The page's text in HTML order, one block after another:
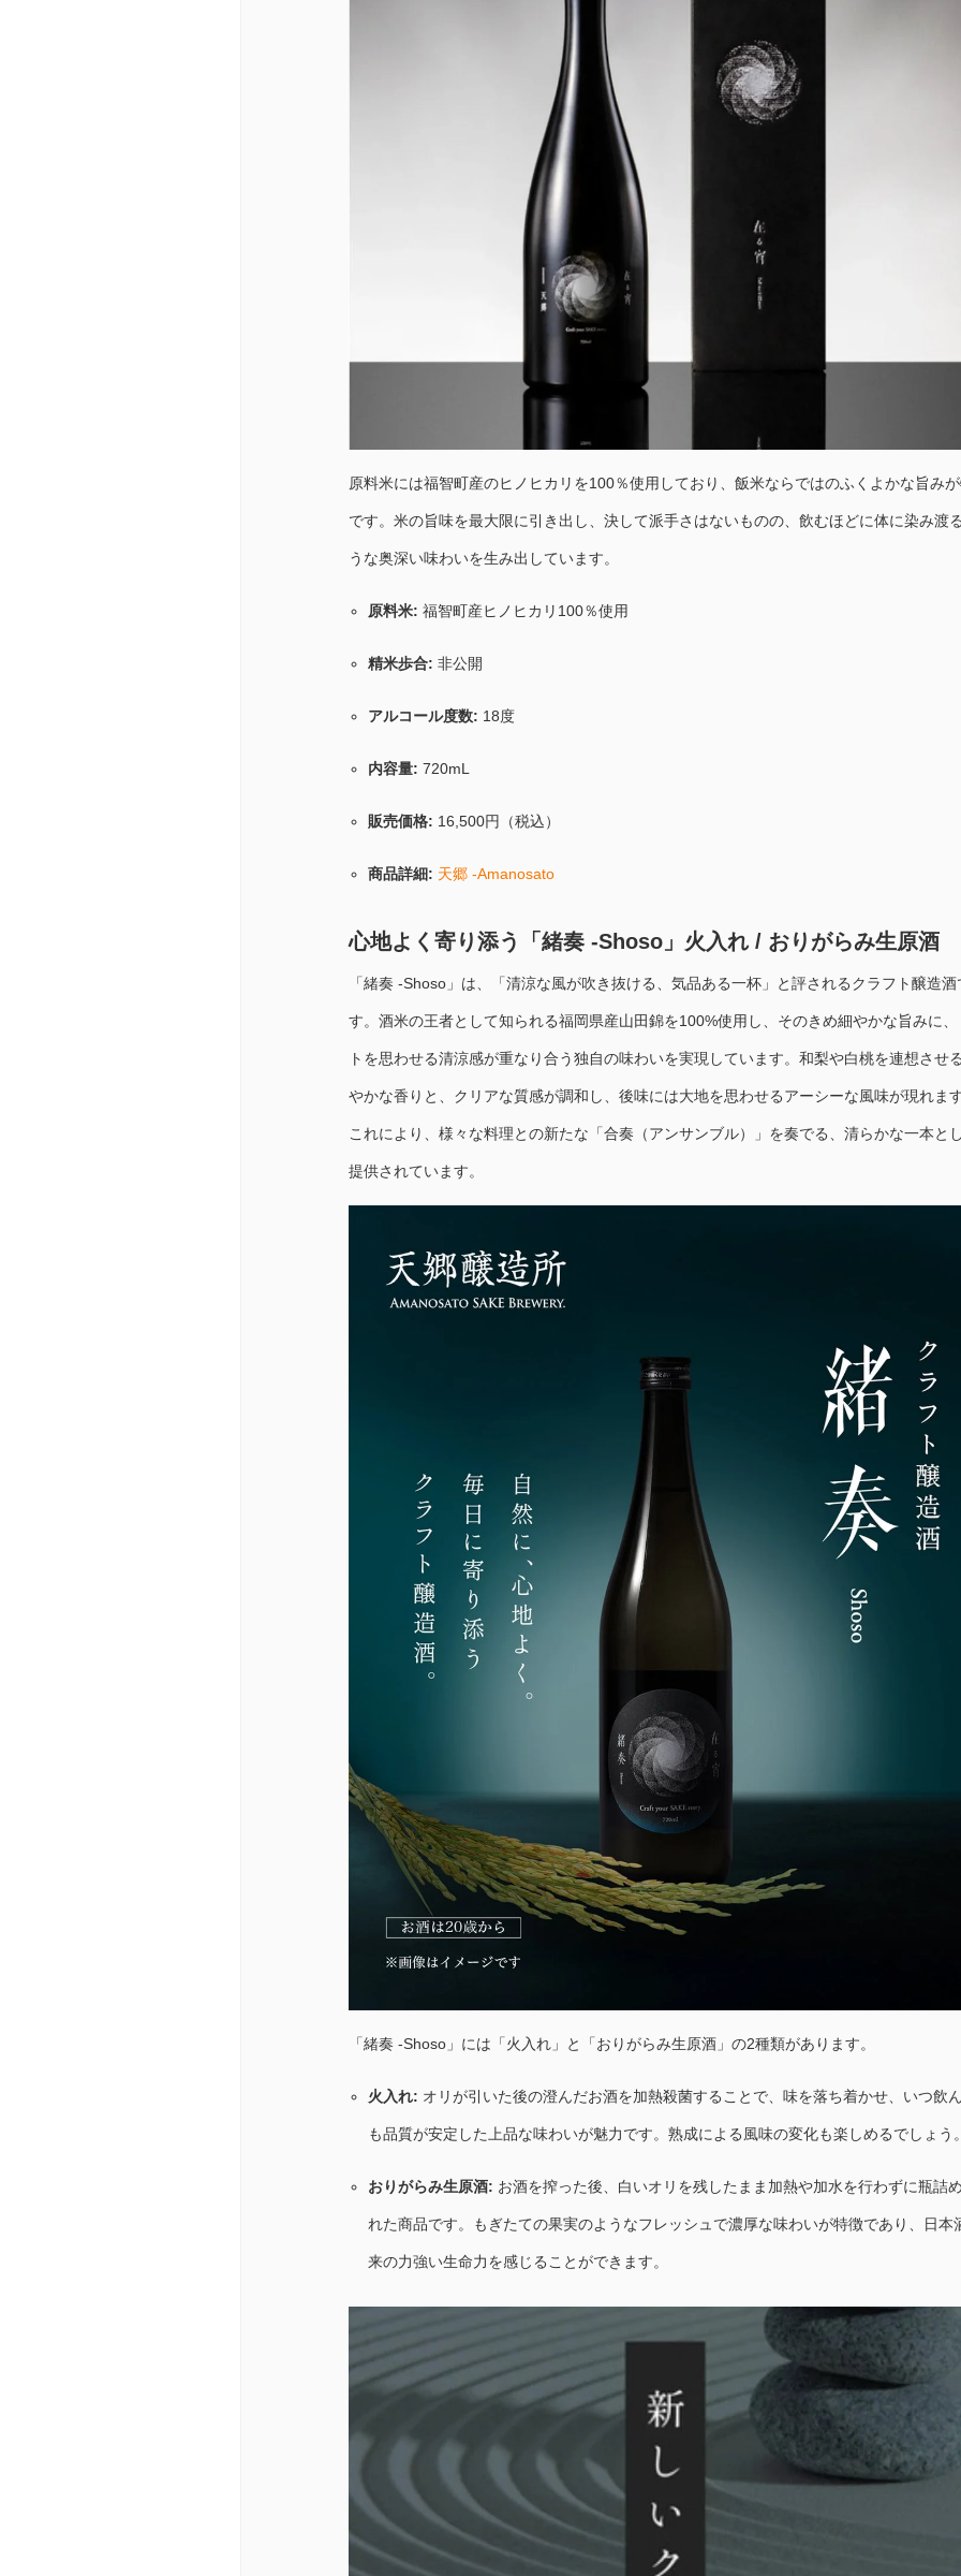
原料米には福智町産のヒノヒカリを100％使用しており、飯米ならではのふくよかな旨み
です。米の旨味を最大限に引き出し、決して派手さはないものの、飲むほどに体に染み渡
うな奥深い味わいを生み出しています。
原料米: 福智町産ヒノヒカリ100％使用
精米歩合: 非公開
アルコール度数: 18度
内容量: 720mL
販売価格: 16,500円（税込）
商品詳細: 天郷 -Amanosato
心地よく寄り添う「緒奏 -Shoso」火入れ / おりがらみ生原酒
「緒奏 -Shoso」は、「清涼な風が吹き抜ける、気品ある一杯」と評されるクラフト醸造酒
す。酒米の王者として知られる福岡県産山田錦を100%使用し、そのきめ細やかな旨みに、
トを思わせる清涼感が重なり合う独自の味わいを実現しています。和梨や白桃を連想させ
やかな香りと、クリアな質感が調和し、後味には大地を思わせるアーシーな風味が現れま
これにより、様々な料理との新たな「合奏（アンサンブル）」を奏でる、清らかな一本と
提供されています。
「緒奏 -Shoso」には「火入れ」と「おりがらみ生原酒」の2種類があります。
火入れ: オリが引いた後の澄んだお酒を加熱殺菌することで、味を落ち着かせ、いつ飲
も品質が安定した上品な味わいが魅力です。熟成による風味の変化も楽しめるでしょう
おりがらみ生原酒: お酒を搾った後、白いオリを残したまま加熱や加水を行わずに瓶詰
れた商品です。もぎたての果実のようなフレッシュで濃厚な味わいが特徴であり、日本
来の力強い生命力を感じることができます。